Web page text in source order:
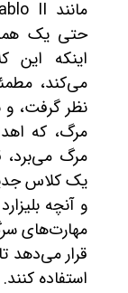
حتی یک
اینکه این
می‌کند،
مرگ، که
مرگ می‌برد،
یک کلاس
و آنچه
مهارت‌های
قرار می‌دهد
استفاده کنند.